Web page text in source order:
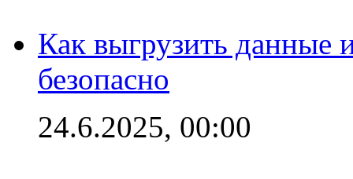
Как выгрузить данные
безопасно
24.6.2025, 00:00